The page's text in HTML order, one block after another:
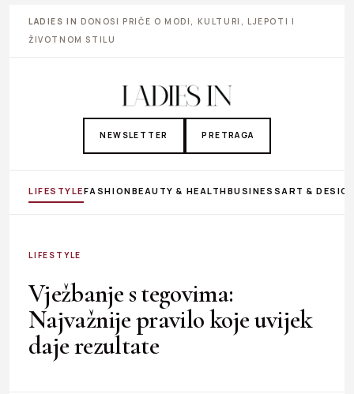
LADIES IN DONOSI PRIČE O MODI, KULTURI, LJEPOTI I
ŽIVOTNOM STILU
NEWSLETTER PRETRAGA
LIFESTYLEFASHIONBEAUTY & HEALTHBUSINESS ART &
LIFESTYLE
Vježbanje s tegovima:
Najvažnije pravilo koje uvijek
daje rezultate